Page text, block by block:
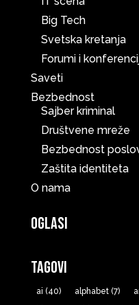
Big Tech
Svetska kretanja
Forumi i
Saveti
Bezbednost
Sajber kriminal
Društvene mreže
Bezbednost
Zaštita identiteta
O nama
Oglasi
Tagovi
ai (40) alphabet(7)